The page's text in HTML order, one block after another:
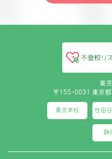
東
〒155-0031 東京
東京本校 世田
静